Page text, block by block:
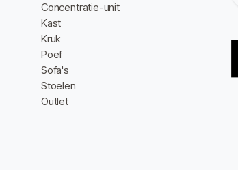
Concentratie-unit
Kast
Kruk
Poef
Sofa's
Stoelen
Outlet